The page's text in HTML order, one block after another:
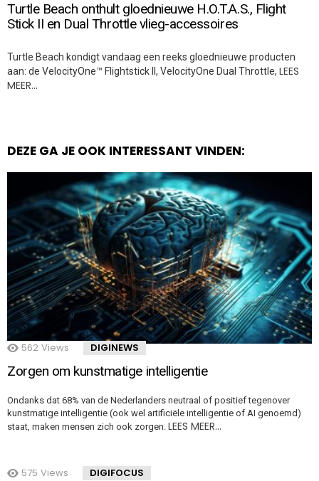
Turtle Beach onthult gloednieuwe H.O.T.A.S., Flight
Stick II en Dual Throttle vlieg-accessoires
Turtle Beach kondigt vandaag een reeks gloednieuwe producten
aan: de VelocityOne™ Flightstick II, VelocityOne Dual Throttle, LEES
MEER…
DEZE GA JE OOK INTERESSANT VINDEN:
562 Views DIGINEWS
Zorgen om kunstmatige intelligentie
Ondanks dat 68% van de Nederlanders neutraal of positief tegenover
kunstmatige intelligentie (ook wel artificiële intelligentie of AI genoemd)
staat, maken mensen zich ook zorgen. LEES MEER…
575 Views DIGIFOCUS